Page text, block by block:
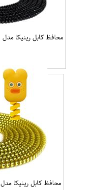
محافظ کابل رینیکا مدل Super Man NF03 مجموعه 3 عددی
محافظ کابل رینیکا مدل Surprised NF03 مجموعه 3 عددی